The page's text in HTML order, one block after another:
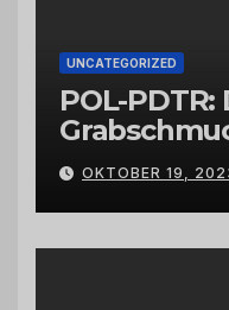
UNCATEGORIZED
POL-
OKTOBER 19,